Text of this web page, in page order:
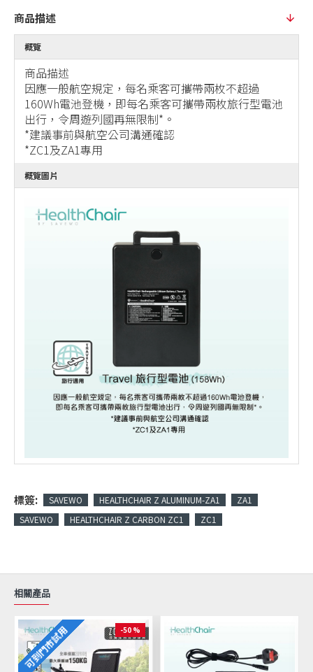
商品描述
概覽
商品描述
因應一般航空規定，每名乘客可攜帶兩枚不超過
160Wh電池登機，即每名乘客可攜帶兩枚旅行型電池
出行，令周遊列國再無限制*。
*建議事前與航空公司溝通確認
*ZC1及ZA1專用
概覽圖片
標簽: SAVEWO HEALTHCHAIR Z ALUMINUM-ZA1
ZA1
SAVEWO
HEALTHCHAIR Z CARBON ZC1 ZC1
相關產品
可到門市試用 -50 %